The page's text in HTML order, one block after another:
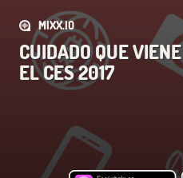
MIXX.IO
CUIDADO QUE VIENE
EL CES 2017